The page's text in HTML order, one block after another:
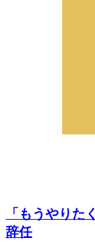
「もうやりた
辞任